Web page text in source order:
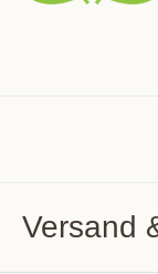
Versand